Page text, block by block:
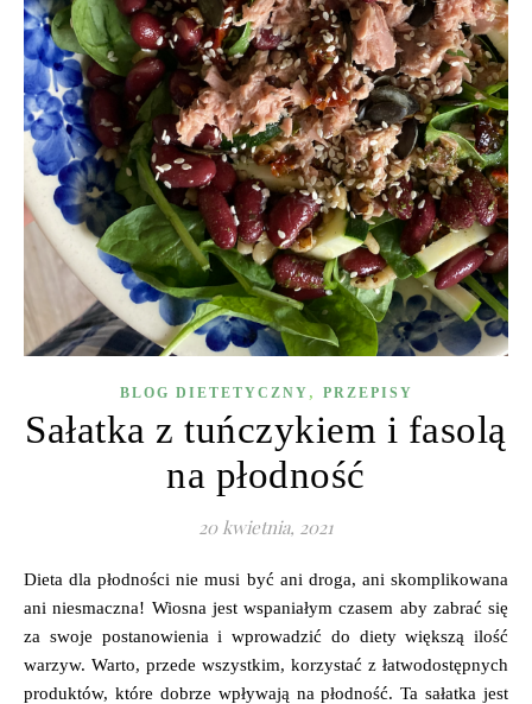
BLOG DIETETYCZNY , PRZEPISY
Sałatka z tuńczykiem i fasolą
na płodność
20 kwietnia, 2021
Dieta dla płodności nie musi być ani droga, ani skomplikowana
ani niesmaczna! Wiosna jest wspaniałym czasem aby zabrać się
za swoje postanowienia i wprowadzić do diety większą ilość
warzyw. Warto, przede wszystkim, korzystać z łatwodostępnych
produktów, które dobrze wpływają na płodność. Ta sałatka jest